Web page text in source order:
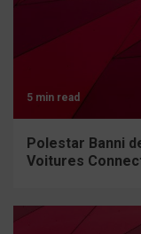
5 min read
Polestar Banni
Voitures